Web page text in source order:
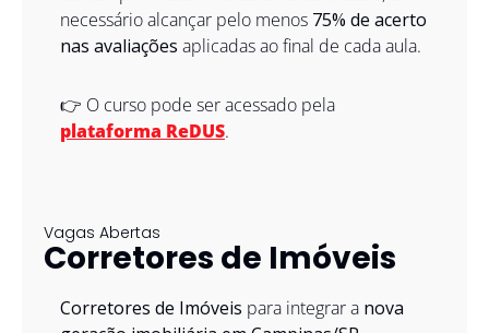
necessário alcançar pelo menos 75% de acerto
nas avaliações aplicadas ao final de cada aula.
plataforma ReDUS.
Vagas Abertas
Corretores de Imóveis
Corretores de Imóveis para integrar a nova